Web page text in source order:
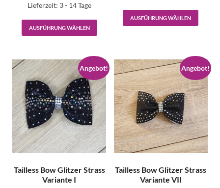
Lieferzeit: 3 - 14 Tage
AUSFÜHRUNG WÄHLEN
AUSFÜHRUNG WÄHLEN
Angebot!
Tailless Bow Glitzer Strass
Variante I
Angebot!
Tailless Bow Glitzer Strass
Variante VII